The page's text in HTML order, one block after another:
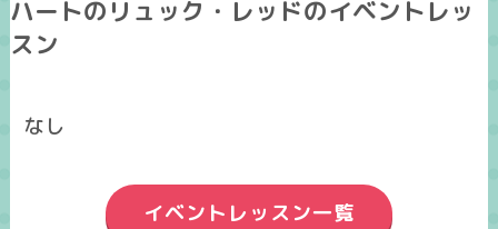
ハートのリュック・レッドのイベントレッ
スン
なし
イベントレッスン一覧